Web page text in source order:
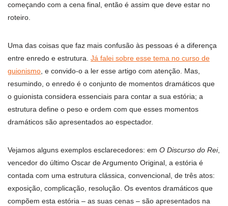
começando com a cena final, então é assim que deve estar no
roteiro.
Uma das coisas que faz mais confusão às pessoas é a diferença
entre enredo e estrutura. Já falei sobre esse tema no curso de
guionismo , e convido-o a ler esse artigo com atenção. Mas,
resumindo, o enredo é o conjunto de momentos dramáticos que
o guionista considera essenciais para contar a sua estória; a
estrutura define o peso e ordem com que esses momentos
dramáticos são apresentados ao espectador.
Vejamos alguns exemplos esclarecedores: em O Discurso do Rei,
vencedor do último Oscar de Argumento Original, a estória é
contada com uma estrutura clássica, convencional, de três atos:
exposição, complicação, resolução. Os eventos dramáticos que
compõem esta estória – as suas cenas – são apresentados na